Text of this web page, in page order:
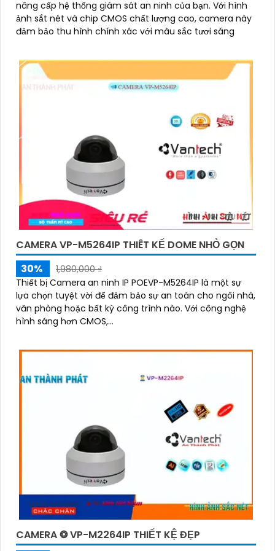
nâng cấp hệ thống giám sát an ninh của bạn. Với hình
ảnh sắt nét và chip CMOS chất lượng cao, camera này
đảm bảo thu hình chính xác với màu sắc tươi sáng
CAMERA VP-M5264IP THIÊT KẾ DOME NHỎ GỌN
30%
1,980,000 ₫
Thiết bị Camera an ninh IP POEVP-M5264IP là một sự
lựa chọn tuyệt vời để đảm bảo sự an toàn cho ngôi nhà,
văn phòng hoặc bất kỳ công trình nào. Với công nghệ
hình sáng hơn CMOS,...
CAMERA ❂ VP-M2264IP THIẾT KỆ ĐẸP